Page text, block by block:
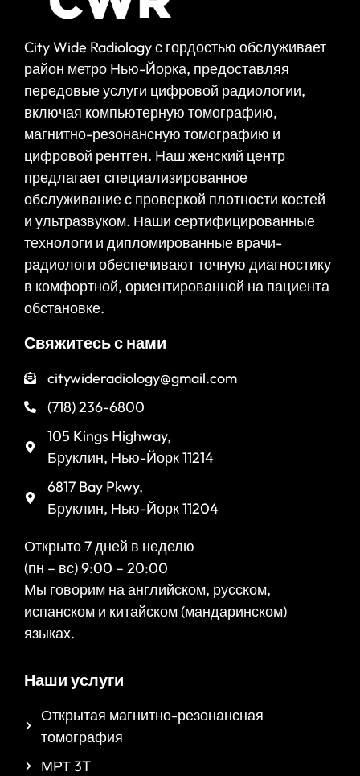
City Wide Radiology с гордостью обслуживает
район метро Нью-Йорка, предоставляя
передовые услуги цифровой радиологии,
включая компьютерную томографию,
магнитно-резонансную томографию и
цифровой рентген. Наш женский центр
предлагает специализированное
обслуживание с проверкой плотности костей
и ультразвуком. Наши сертифицированные
технологи и дипломированные врачи-
радиологи обеспечивают точную диагностику
в комфортной, ориентированной на пациента
обстановке.
Свяжитесь с нами
citywideradiology@gmail.com
(718) 236-6800
105 Kings Highway,
Бруклин, Нью-Йорк 11214
6817 Bay Pkwy,
Бруклин, Нью-Йорк 11204
Открыто 7 дней в неделю
(пн – вс) 9:00 – 20:00
Мы говорим на английском, русском,
испанском и китайском (мандаринском)
языках.
Наши услуги
Открытая магнитно-резонансная
томография
МРТ 3T